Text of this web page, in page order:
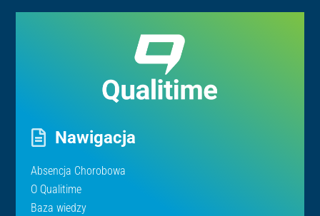
Nawigacja
Absencja Chorobowa
O Qualitime
Baza wiedzy